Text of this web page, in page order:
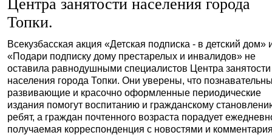
Центра занятости населения города
Топки.
Всекузбасская акция «Детская подписка - в детский дом»
«Подари подписку дому престарелых и инвалидов» не
оставила равнодушными специалистов Центра занятости
населения города Топки. Они уверены, что
развивающие и красочно оформленные периодические
издания помогут воспитанию и гражданскому
ребят, а граждан почтенного возраста порадует
получаемая корреспонденция с новостями и